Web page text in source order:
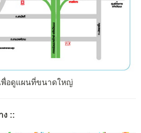
อดูแผนที่ขนาดใหญ่
ง ::